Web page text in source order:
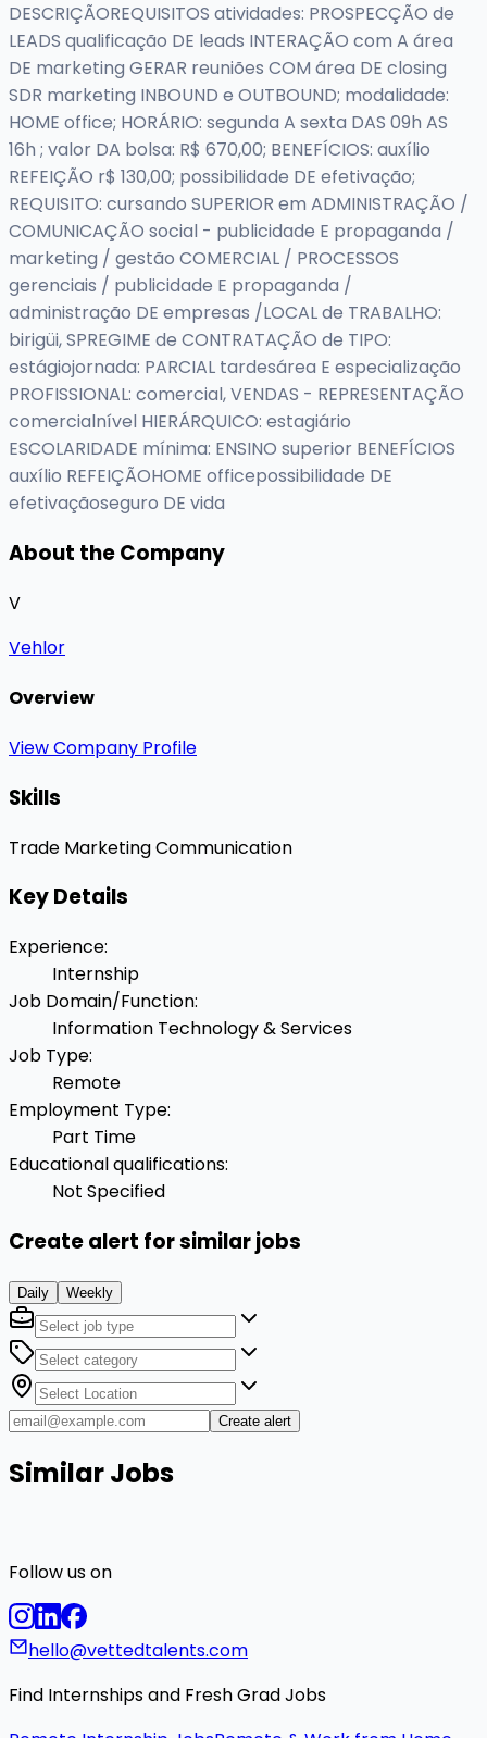
DESCRIÇÃOREQUISITOS atividades: PROSPECÇÃO de
LEADS qualificação DE leads INTERAÇÃO com A área
DE marketing GERAR reuniões COM área DE closing
SDR marketing INBOUND e OUTBOUND; modalidade:
HOME office; HORÁRIO: segunda A sexta DAS 09h AS
16h ; valor DA bolsa: R$ 670,00; BENEFÍCIOS: auxílio
REFEIÇÃO r$ 130,00; possibilidade DE efetivação;
REQUISITO: cursando SUPERIOR em ADMINISTRAÇÃO /
COMUNICAÇÃO social - publicidade E propaganda /
marketing / gestão COMERCIAL / PROCESSOS
gerenciais / publicidade E propaganda /
administração DE empresas /LOCAL de TRABALHO:
birigüi, SPREGIME de CONTRATAÇÃO de TIPO:
estágiojornada: PARCIAL tardesárea E especialização
PROFISSIONAL: comercial, VENDAS - REPRESENTAÇÃO
comercialnível HIERÁRQUICO: estagiário
ESCOLARIDADE mínima: ENSINO superior BENEFÍCIOS
auxílio REFEIÇÃOHOME officepossibilidade DE
efetivaçãoseguro DE vida
About the Company
V
Vehlor
Overview
View Company Profile
Skills
Trade MarketingCommunication
Key Details
Experience:
Internship
Job Domain/Function:
Information Technology & Services
Job Type:
Remote
Employment Type:
Part Time
Educational qualifications:
Not Specified
Create alert for similar jobs
Daily Weekly
Create alert
Similar Jobs
Follow us on
hello@vettedtalents.com
Find Internships and Fresh Grad Jobs